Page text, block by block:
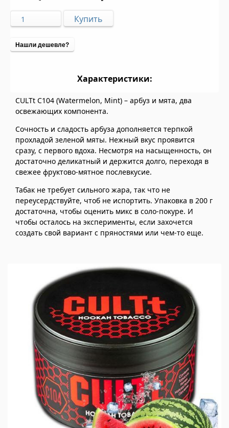
Нашли дешевле?
Характеристики:
CULTt C104 (Watermelon, Mint) – арбуз и мята, два
освежающих компонента.
Сочность и сладость арбуза дополняется терпкой
прохладой зеленой мяты. Нежный вкус проявится
сразу, с первого вдоха. Несмотря на насыщенность, он
достаточно деликатный и держится долго, переходя в
свежее фруктово-мятное послевкусие.
Табак не требует сильного жара, так что не
переусердствуйте, чтоб не испортить. Упаковка в 200 г
достаточна, чтобы оценить микс в соло-покуре. И
чтобы осталось на эксперименты, если захочется
создать свой вариант с пряностями или чем-то еще.